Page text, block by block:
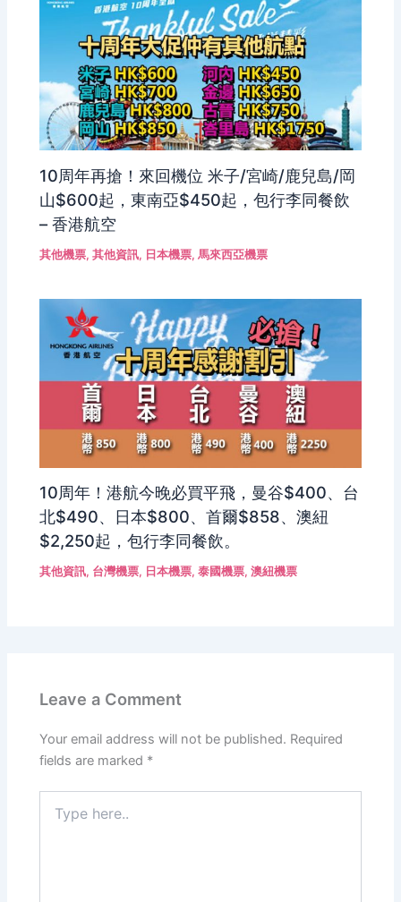
10周年再搶！來回機位 米子/宮崎/鹿兒島/岡
山$600起，東南亞$450起，包行李同餐飲
– 香港航空
其他機票,其他資訊, 日本機票,馬來西亞機票
10周年！港航今晚必買平飛，曼谷$400、台
北$490、日本$800、首爾$858、澳紐
$2,250起，包行李同餐飲。
其他資訊, 台灣機票, 日本機票,泰國機票,澳紐機票
Leave a Comment
Your email address will not be published. Required
fields are marked *
here..